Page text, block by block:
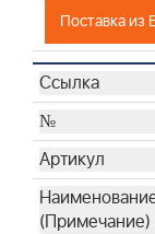
Поставка из